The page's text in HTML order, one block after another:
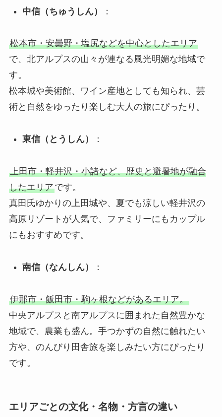
中信（ちゅうしん） ：
松本市・安曇野・塩尻などを中心としたエリア
で、北アルプスの山々が連なる風光明媚な地域で
す。
松本城や美術館、ワイン産地としても知られ、芸
術と自然をゆったり楽しむ大人の旅にぴったり。
東信（とうしん） ：
上田市・軽井沢・小諸など、歴史と避暑地が融合
したエリアです。
真田氏ゆかりの上田城や、夏でも涼しい軽井沢の
高原リゾートが人気で、ファミリーにもカップル
にもおすすめです。
南信（なんしん） ：
伊那市・飯田市・駒ヶ根などがあるエリア。
中央アルプスと南アルプスに囲まれた自然豊かな
地域で、農業も盛ん。手つかずの自然に触れたい
方や、のんびり田舎旅を楽しみたい方にぴったり
です。
エリアごとの文化・名物・方言の違い